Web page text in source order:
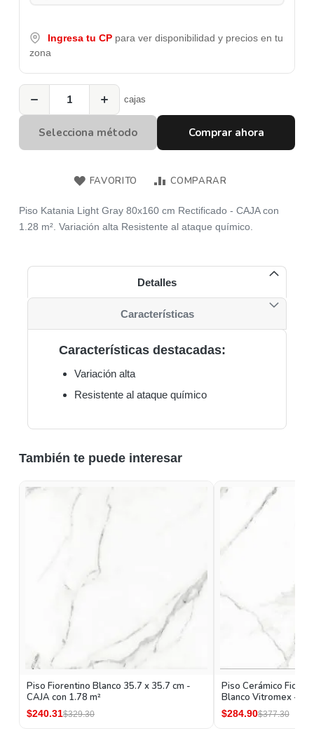
Ingresa tu CP para ver disponibilidad y precios en tu
zona
− + cajas
Selecciona método Comprar ahora
FAVORITO COMPARAR
Piso Katania Light Gray 80x160 cm Rectificado - CAJA con
1.28 m². Variación alta Resistente al ataque químico.
Detalles
Características destacadas:
Variación alta
Resistente al ataque químico
Características
También te puede interesar
Piso Fiorentino Blanco 35.7 x 35.7 cm -
CAJA con 1.78 m²
$240.31$329.30
Piso Cerámico
Blanco Vitromex -
$284.90$377.30